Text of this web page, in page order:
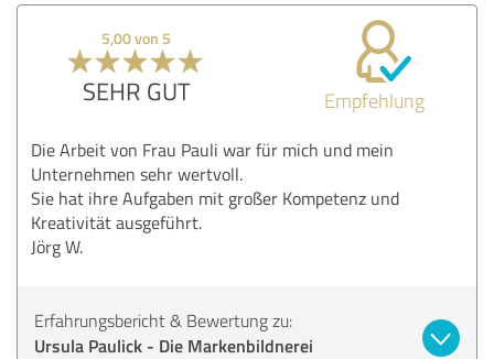
5,00 von 5
SEHR GUT Empfehlung
Die Arbeit von Frau Pauli war für mich und mein
Unternehmen sehr wertvoll.
Sie hat ihre Aufgaben mit großer Kompetenz und
Kreativität ausgeführt.
Jörg W.
Erfahrungsbericht & Bewertung zu:
Ursula Paulick - Die Markenbildnerei